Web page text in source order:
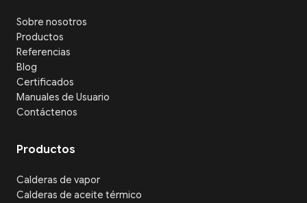
Sobre nosotros
Productos
Referencias
Blog
Certificados
Manuales de Usuario
Contáctenos
Productos
Calderas de vapor
Calderas de aceite térmico